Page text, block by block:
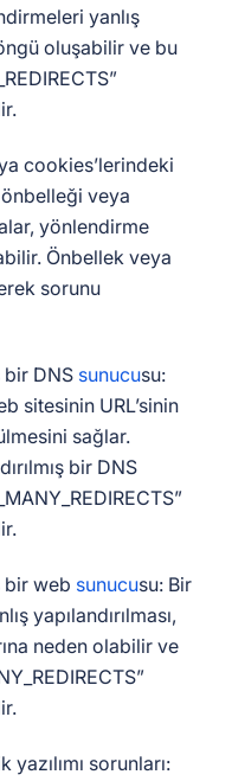
yanlış
oluşabilir ve bu
cookies’lerindeki
önbelleği veya
yönlendirme
Önbellek veya
sorunu
bir DNS sunucusu:
sitesinin URL’sinin
sağlar.
bir DNS
bir web sunucusu: Bir
yapılandırılması,
neden olabilir ve
yazılımı sorunları: